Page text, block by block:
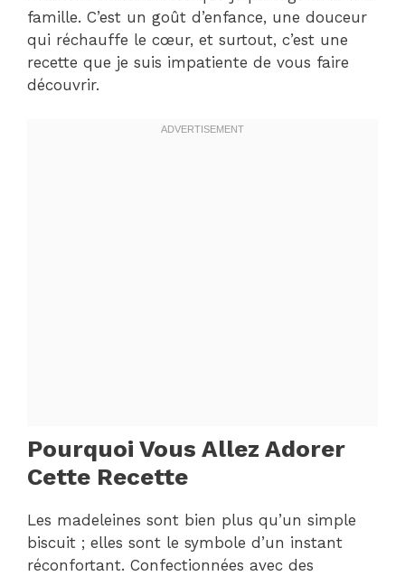
famille. C’est un goût d’enfance, une douceur
qui réchauffe le cœur, et surtout, c’est une
recette que je suis impatiente de vous faire
découvrir.
Pourquoi Vous Allez Adorer
Cette Recette
Les madeleines sont bien plus qu’un simple
biscuit ; elles sont le symbole d’un instant
réconfortant. Confectionnées avec des